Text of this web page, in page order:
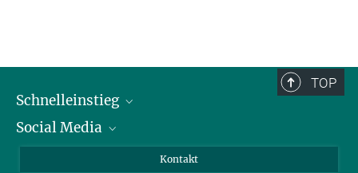
TOP
Schnelleinstieg
Alumni
Social Media
Kontakt